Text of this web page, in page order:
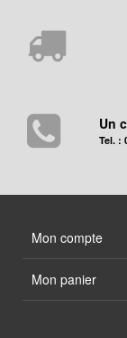
Un
Tel. :
Mon compte
Mon panier